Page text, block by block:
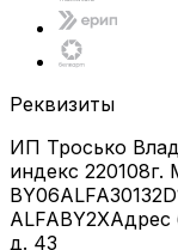
Реквизиты
ИП Тросько
индекс 220108г.
ALFABY2XАдрес
д. 43